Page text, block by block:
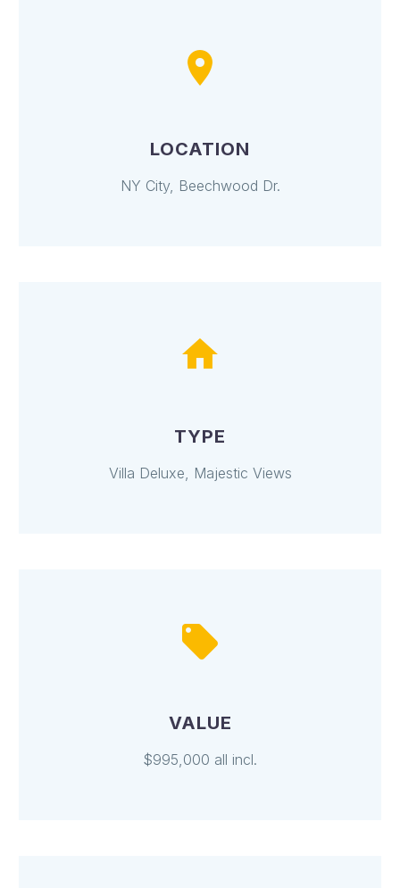
LOCATION
NY City, Beechwood Dr.
TYPE
Villa Deluxe, Majestic Views
VALUE
$995,000 all incl.